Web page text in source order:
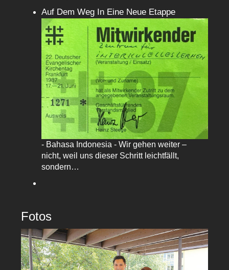
Auf Dem Weg In Eine Neue Etappe
- Bahasa Indonesia - Wir gehen weiter –
nicht, weil uns dieser Schritt leichtfällt,
sondern…
Fotos